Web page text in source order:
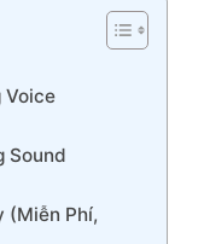
Voice
Sound
(Miễn Phí,